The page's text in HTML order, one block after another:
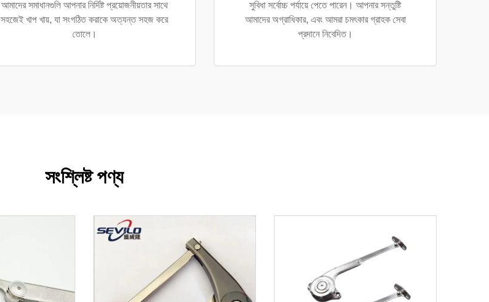
আমাদের সমাধানগুলি আপনার নির্দিষ্ট প্রয়োজনীয়তার সাথে
সহজেই খাপ খায়, যা সংগঠিত করাকে অত্যন্ত সহজ করে
তোলে।
সুবিধা সর্বোচ্চ পর্যায়ে পেতে পারেন। আপনার সন্তুষ্টি
আমাদের অগ্রাধিকার, এবং আমরা চমৎকার গ্রাহক সেবা
প্রদানে নিবেদিত।
সংশ্লিষ্ট পণ্য